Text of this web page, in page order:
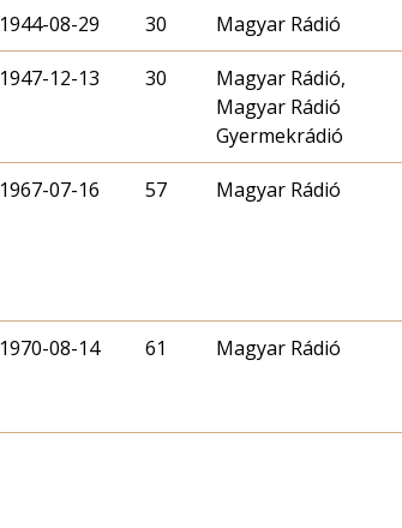
1944-08-29 30 Magyar Rádió
1947-12-13 30
Magyar Rádió,
Magyar Rádió
Gyermekrádió
1967-07-16 57 Magyar Rádió
1970-08-14 61 Magyar Rádió